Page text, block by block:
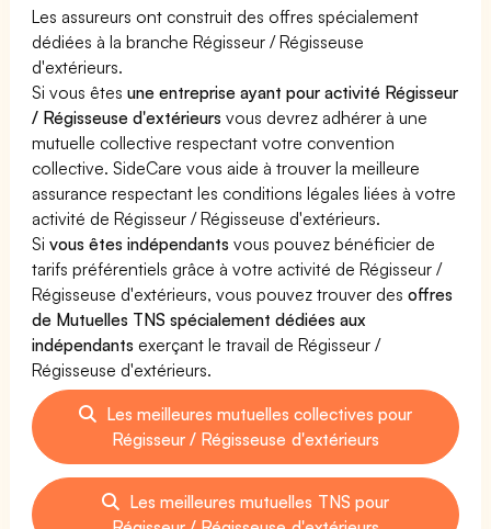
Les assureurs ont construit des offres spécialement
dédiées à la branche Régisseur / Régisseuse
d'extérieurs.
Si vous êtesune entreprise ayant pour activité Régisseur
/ Régisseuse d'extérieurs vous devrez adhérer à une
mutuelle collective respectant votre convention
collective. SideCare vous aide à trouver la meilleure
assurance respectant les conditions légales liées à votre
activité de Régisseur / Régisseuse d'extérieurs.
Sivous êtes indépendants vous pouvez bénéficier de
tarifs préférentiels grâce à votre activité de Régisseur /
Régisseuse d'extérieurs, vous pouvez trouver desoffres
de Mutuelles TNS spécialement dédiées aux
indépendants exerçant le travail de Régisseur /
Régisseuse d'extérieurs.
Les meilleures mutuelles collectives pour
Régisseur / Régisseuse d'extérieurs
Les meilleures mutuelles TNS pour